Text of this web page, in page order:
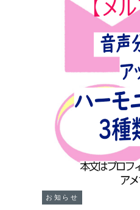
お知らせ